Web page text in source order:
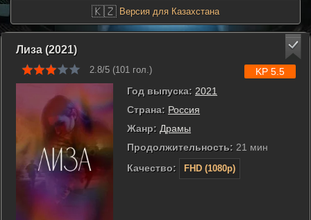
🇰🇿 Версия для Казахстана
Лиза (2021)
2.8/5 (101 гол.)
Год выпуска: 2021
Страна: Россия
Жанр: Драмы
Продолжительность: 21 мин
Качество:
FHD (1080p)
KP 5.5